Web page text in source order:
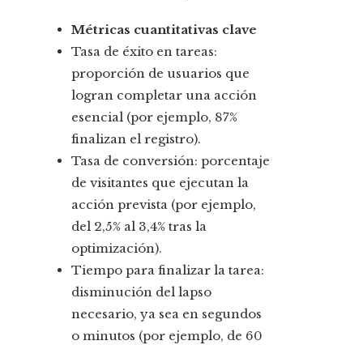
Métricas cuantitativas clave
Tasa de éxito en tareas:
proporción de usuarios que
logran completar una acción
esencial (por ejemplo, 87%
finalizan el registro).
Tasa de conversión: porcentaje
de visitantes que ejecutan la
acción prevista (por ejemplo,
del 2,5% al 3,4% tras la
optimización).
Tiempo para finalizar la tarea:
disminución del lapso
necesario, ya sea en segundos
o minutos (por ejemplo, de 60